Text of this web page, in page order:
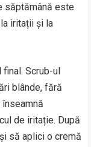
săptămână este
iritații și la
Scrub-ul
blânde, fără
de iritație. După
să aplici o cremă